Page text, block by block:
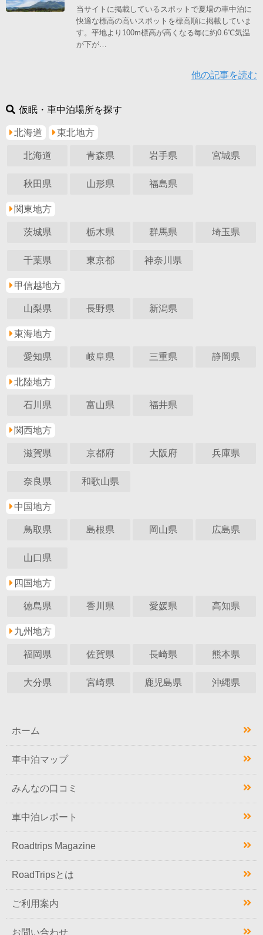
当サイトに掲載しているスポットで夏場の車中泊に
快適な標高の高いスポットを標高順に掲載していま
す。平地より100m標高が高くなる毎に約0.6℃気温
が下が…
他の記事を読む
仮眠・車中泊場所を探す
北海道 東北地方
北海道 青森県 岩手県 宮城県
秋田県 山形県 福島県
関東地方
茨城県 栃木県 群馬県 埼玉県
千葉県 東京都 神奈川県
甲信越地方
山梨県 長野県 新潟県
東海地方
愛知県 岐阜県 三重県 静岡県
北陸地方
石川県 富山県 福井県
関西地方
滋賀県 京都府 大阪府 兵庫県
奈良県 和歌山県
中国地方
鳥取県 島根県 岡山県 広島県
山口県
四国地方
徳島県 香川県 愛媛県 高知県
九州地方
福岡県 佐賀県 長崎県 熊本県
大分県 宮崎県 鹿児島県 沖縄県
ホーム
車中泊マップ
みんなの口コミ
車中泊レポート
Roadtrips Magazine
RoadTripsとは
ご利用案内
お問い合わせ